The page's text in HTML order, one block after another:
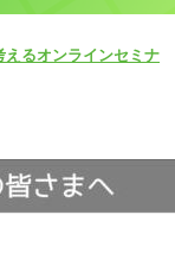
るオンラインセミナ